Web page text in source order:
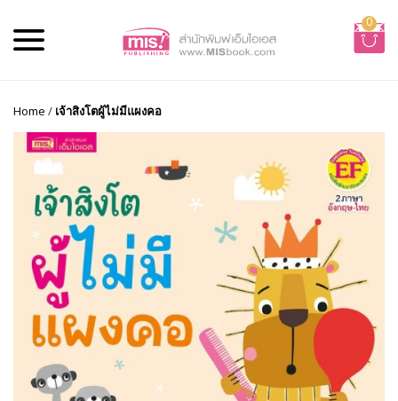
0
Home / เจ้าสิงโตผู้ไม่มีแผงคอ